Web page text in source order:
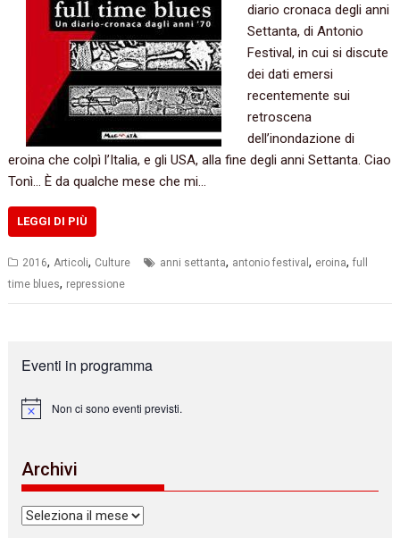
diario cronaca degli anni
Settanta, di Antonio
Festival, in cui si discute
dei dati emersi
recentemente sui
retroscena
dell’inondazione di
eroina che colpì l’Italia, e gli USA, alla fine degli anni Settanta. Ciao
Tonì‭… ‬È da qualche mese che mi…
LEGGI DI PIÙ
2016, Articoli, Culture anni settanta, antonio festival, eroina,full
time blues, repressione
Eventi in programma
N
c
e
Non ci sono eventi previsti.
Archivi
Archivi